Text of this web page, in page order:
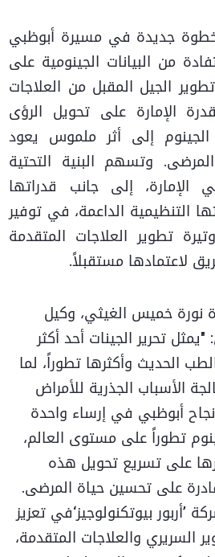
جديدة في مسيرة أبوظبي
من البيانات الجينومية على
الجيل المقبل من العلاجات
الإمارة على تحويل الرؤى
إلى أثر ملموس يعود
وتسهم البنية التحتية
الإمارة، إلى جانب قدراتها
التنظيمية الداعمة، في توفير
تطوير العلاجات المتقدمة
لاعتمادها مستقبلاً.
نورة خميس الغيثي، وكيل
تحرير الجينات أحد أكثر
الحديث وأكثرها تطوراً، لما
الأسباب الجذرية للأمراض
نجاح أبوظبي في إرساء واحدة
تطوراً على مستوى العالم،
على تسريع تحويل هذه
على تحسين حياة المرضى.
بيوتكنولوجيز‘في تعزيز
السريري والعلاجات المتقدمة،